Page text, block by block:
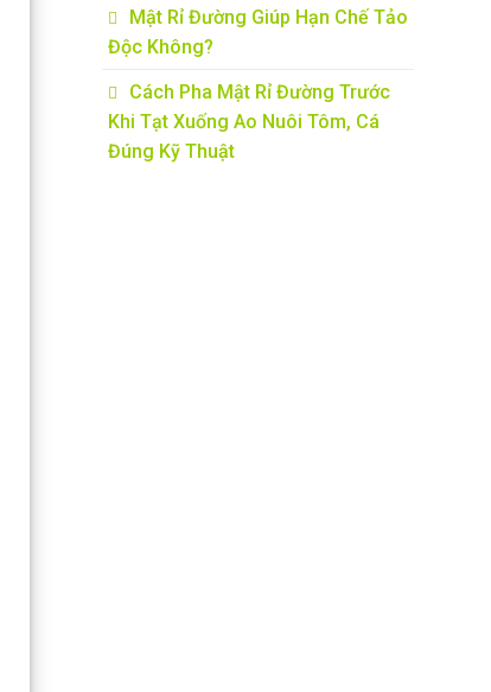
Mật Rỉ Đường Giúp Hạn Chế Tảo
Độc Không?
Cách Pha Mật Rỉ Đường Trước
Khi Tạt Xuống Ao Nuôi Tôm, Cá
Đúng Kỹ Thuật